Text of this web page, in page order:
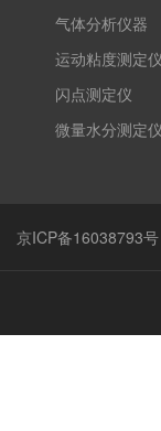
气体分析仪器
运动粘度测定
闪点测定仪
微量水分测定
京ICP备16038793号